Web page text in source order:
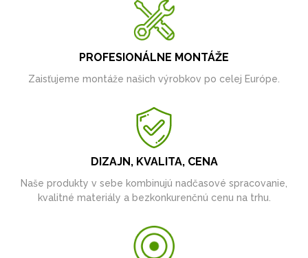
PROFESIONÁLNE MONTÁŽE
Zaisťujeme montáže našich výrobkov po celej Európe.
DIZAJN, KVALITA, CENA
Naše produkty v sebe kombinujú nadčasové spracovanie,
kvalitné materiály a bezkonkurenčnú cenu na trhu.